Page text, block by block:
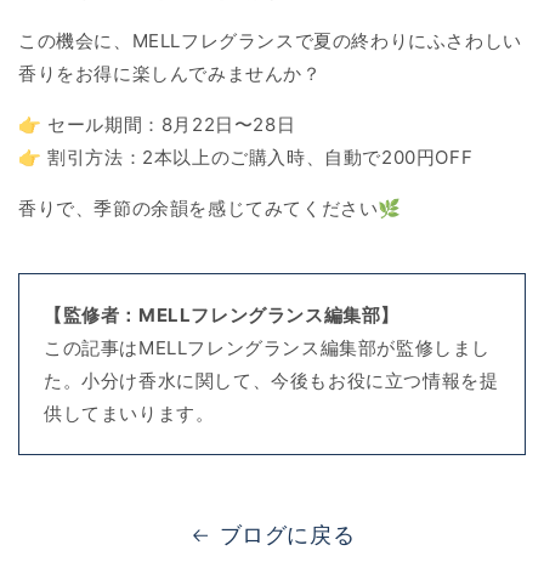
この機会に、MELLフレグランスで夏の終わりにふさわしい
香りをお得に楽しんでみませんか？
👉 セール期間：8月22日〜28日
👉 割引方法：2本以上のご購入時、自動で200円OFF
香りで、季節の余韻を感じてみてください🌿
【監修者：MELLフレングランス編集部】
この記事はMELLフレングランス編集部が監修しまし
た。小分け香水に関して、今後もお役に立つ情報を提
供してまいります。
ブログに戻る